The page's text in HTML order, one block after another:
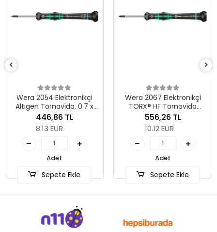
0.7 x
Wera 2067 Elektronikçi
TORX® HF Tornavida
Tutma Fonksiyonlu, TX 5 x
Sepete Ekle
Düz